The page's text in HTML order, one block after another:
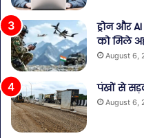
ड्रोन और
को मिले
August 6,
पंखों से
August 6,